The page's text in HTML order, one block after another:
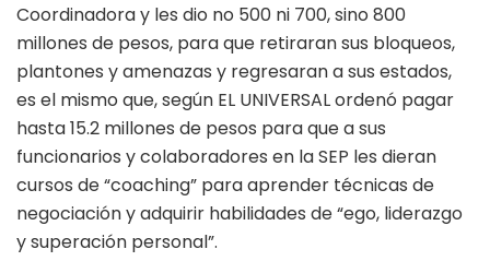
Coordinadora y les dio no 500 ni 700, sino 800
millones de pesos, para que retiraran sus bloqueos,
plantones y amenazas y regresaran a sus estados,
es el mismo que, según EL UNIVERSAL ordenó pagar
hasta 15.2 millones de pesos para que a sus
funcionarios y colaboradores en la SEP les dieran
cursos de “coaching” para aprender técnicas de
negociación y adquirir habilidades de “ego, liderazgo
y superación personal”.